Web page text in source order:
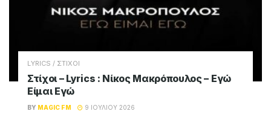
LYRICS / ΣΤΙΧΟΙ
Στίχοι – Lyrics : Νίκος Μακρόπουλος – Εγώ
Είμαι Εγώ
BY MAGIC FM 9 ΙΟΥΛΊΟΥ 2026